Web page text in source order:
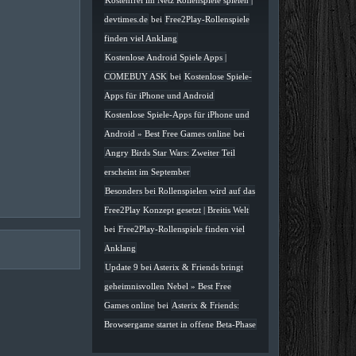
devtimes.de bei Free2Play-Rollenspiele
finden viel Anklang
Kostenlose Android Spiele Apps |
COMEBUY ASK bei Kostenlose Spiele-
Apps für iPhone und Android
Kostenlose Spiele-Apps für iPhone und
Android » Best Free Games online bei
Angry Birds Star Wars: Zweiter Teil
erscheint im September
Besonders bei Rollenspielen wird auf das
Free2Play Konzept gesetzt | Breitis Welt
bei Free2Play-Rollenspiele finden viel
Anklang
Update 9 bei Asterix & Friends bringt
geheimnisvollen Nebel » Best Free
Games online bei Asterix & Friends:
Browsergame startet in offene Beta-Phase